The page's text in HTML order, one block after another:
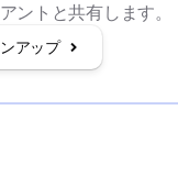
ントと共有します。
アップ